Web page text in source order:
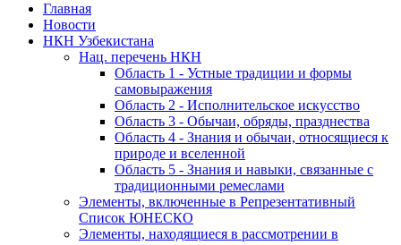
Главная
Новости
НКН Узбекистана
Нац. перечень НКН
Область 1 - Устные традиции и формы
самовыражения
Область 2 - Исполнительское искусство
Область 3 - Обычаи, обряды, празднества
Область 4 - Знания и обычаи, относящиеся к
природе и вселенной
Область 5 - Знания и навыки, связанные с
традиционными ремеслами
Элементы, включенные в Репрезентативный
Список ЮНЕСКО
Элементы, находящиеся в рассмотрении в